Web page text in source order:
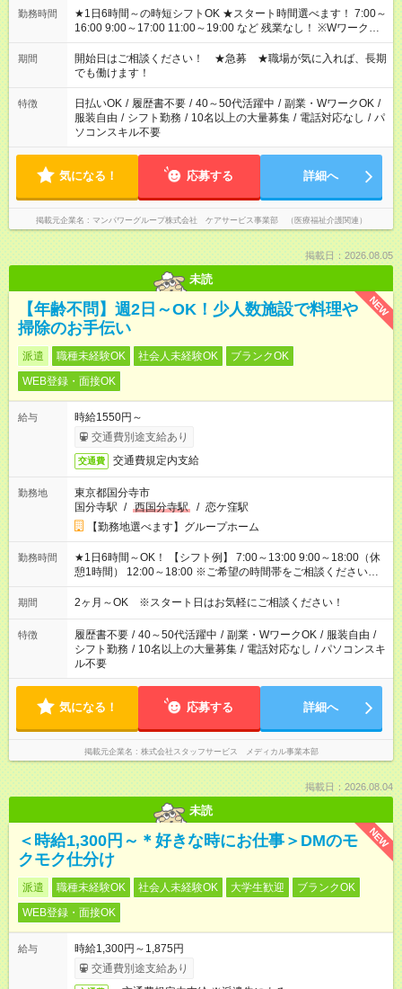
勤務時間
★1日6時間～の時短シフトOK ★スタート時間選べます！ 7:00～
16:00 9:00～17:00 11:00～19:00 など 残業なし！ ※Wワークの
場合、他のお仕事と合わせ週40時間超の就業はご案内できませ
ん ※法令に基づき、週20時間以上勤務は社会保険への加入対象
となります ※労働者派遣法（日雇い派遣の原則禁止）により、
短時間・短期間の就業はご案内が難しい場合があります
期間
開始日はご相談ください！ ★急募 ★職場が気に入れば、長期
でも働けます！
特徴 日払いOK / 履歴書不要 / 40～50代活躍中 / 副業・WワークOK /
服装自由 / シフト勤務 / 10名以上の大量募集 / 電話対応なし / パ
ソコンスキル不要
気になる！ 応募する 詳細へ
掲載元企業名 マンパワーグループ株式会社 ケアサービス事業部 （医療福祉介護関連）
掲載日：2026.08.05
未読
NEW
【年齢不問】週2日～OK！少人数施設で料理や
掃除のお手伝い
派遣 職種未経験OK 社会人未経験OK
ブランクOK
WEB登録・面接OK
給与
時給1550円～
交通費別途支給あり
交通費 交通費規定内支給
勤務地
東京都国分寺市
国分寺駅 / 西国分寺駅 / 恋ケ窪駅
【勤務地選べます】グループホーム
勤務時間
★1日6時間～OK！ 【シフト例】 7:00～13:00 9:00～18:00（休
憩1時間） 12:00～18:00 ※ご希望の時間帯をご相談ください。
※日勤、夜勤のみ、変則的な勤務等も相談OK！
期間 2ヶ月～OK ※スタート日はお気軽にご相談ください！
特徴 履歴書不要 / 40～50代活躍中 / 副業・WワークOK / 服装自由 /
シフト勤務 / 10名以上の大量募集 / 電話対応なし / パソコンスキ
ル不要
気になる！ 応募する 詳細へ
掲載元企業名 株式会社スタッフサービス メディカル事業本部
掲載日：2026.08.04
未読
NEW
＜時給1,300円～＊好きな時にお仕事＞DMのモ
クモク仕分け
派遣 職種未経験OK 社会人未経験OK 大学生歓迎
ブランクOK
WEB登録・面接OK
給与
時給1,300円～1,875円
交通費別途支給あり